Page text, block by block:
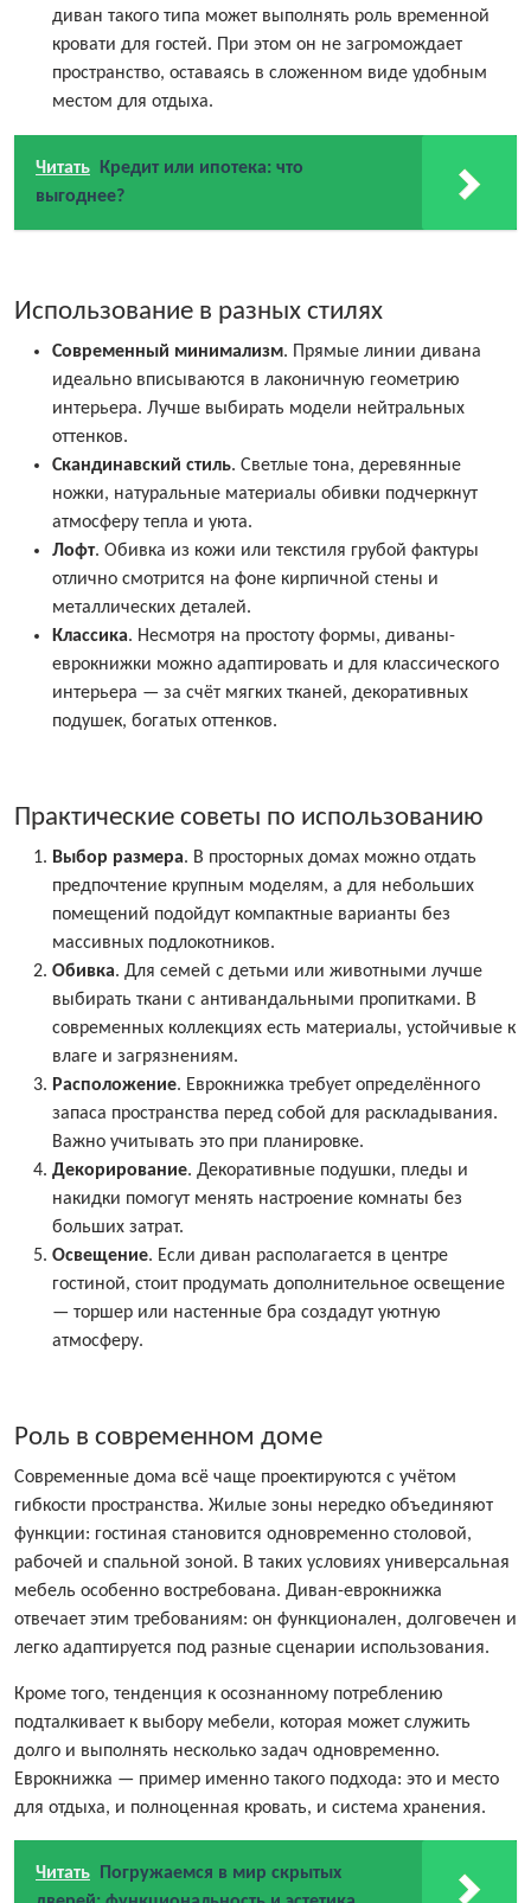
диван такого типа может выполнять роль временной
кровати для гостей. При этом он не загромождает
пространство, оставаясь в сложенном виде удобным
местом для отдыха.
Читать
Кредит или ипотека: что
выгоднее?
Использование в разных стилях
Современный минимализм. Прямые линии дивана
идеально вписываются в лаконичную геометрию
интерьера. Лучше выбирать модели нейтральных
оттенков.
Скандинавский стиль. Светлые тона, деревянные
ножки, натуральные материалы обивки подчеркнут
атмосферу тепла и уюта.
Лофт. Обивка из кожи или текстиля грубой фактуры
отлично смотрится на фоне кирпичной стены и
металлических деталей.
Классика. Несмотря на простоту формы, диваны-
еврокнижки можно адаптировать и для классического
интерьера — за счёт мягких тканей, декоративных
подушек, богатых оттенков.
Практические советы по использованию
Выбор размера. В просторных домах можно отдать
предпочтение крупным моделям, а для небольших
помещений подойдут компактные варианты без
массивных подлокотников.
Обивка. Для семей с детьми или животными лучше
выбирать ткани с антивандальными пропитками. В
современных коллекциях есть материалы, устойчивые к
влаге и загрязнениям.
Расположение. Еврокнижка требует определённого
запаса пространства перед собой для раскладывания.
Важно учитывать это при планировке.
Декорирование. Декоративные подушки, пледы и
накидки помогут менять настроение комнаты без
больших затрат.
Освещение. Если диван располагается в центре
гостиной, стоит продумать дополнительное освещение
— торшер или настенные бра создадут уютную
атмосферу.
Роль в современном доме
Современные дома всё чаще проектируются с учётом
гибкости пространства. Жилые зоны нередко объединяют
функции: гостиная становится одновременно столовой,
рабочей и спальной зоной. В таких условиях универсальная
мебель особенно востребована. Диван-еврокнижка
отвечает этим требованиям: он функционален, долговечен и
легко адаптируется под разные сценарии использования.
Кроме того, тенденция к осознанному потреблению
подталкивает к выбору мебели, которая может служить
долго и выполнять несколько задач одновременно.
Еврокнижка — пример именно такого подхода: это и место
для отдыха, и полноценная кровать, и система хранения.
Читать
Погружаемся в мир скрытых